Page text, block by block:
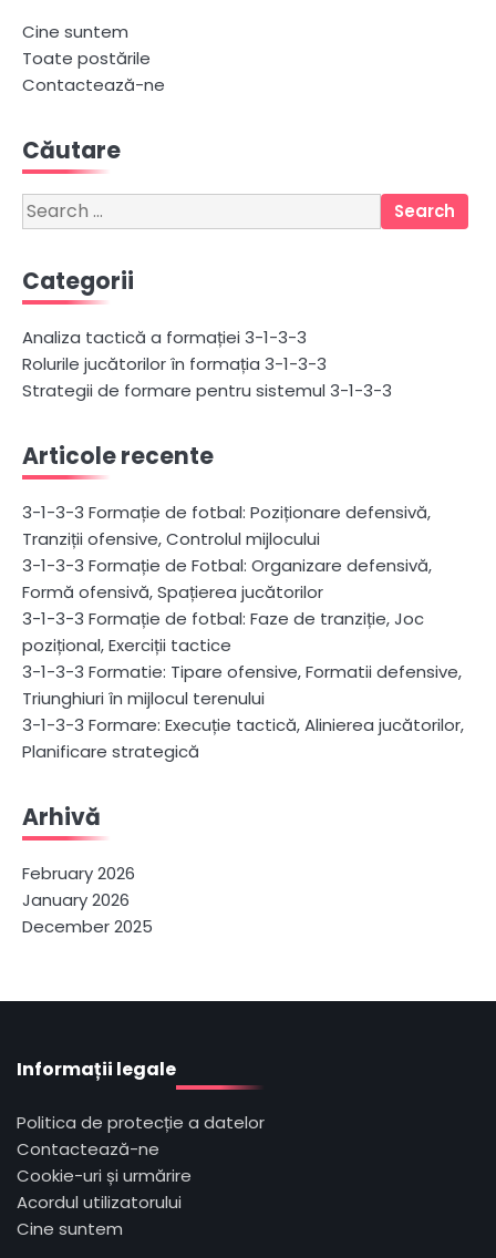
Cine suntem
Toate postările
Contactează-ne
Căutare
Search
for:
Categorii
Analiza tactică a formației 3-1-3-3
Rolurile jucătorilor în formația 3-1-3-3
Strategii de formare pentru sistemul 3-1-3-3
Articole recente
3-1-3-3 Formație de fotbal: Poziționare defensivă,
Tranziții ofensive, Controlul mijlocului
3-1-3-3 Formație de Fotbal: Organizare defensivă,
Formă ofensivă, Spațierea jucătorilor
3-1-3-3 Formație de fotbal: Faze de tranziție, Joc
pozițional, Exerciții tactice
3-1-3-3 Formatie: Tipare ofensive, Formatii defensive,
Triunghiuri în mijlocul terenului
3-1-3-3 Formare: Execuție tactică, Alinierea jucătorilor,
Planificare strategică
Arhivă
February 2026
January 2026
December 2025
Informații legale
Politica de protecție a datelor
Contactează-ne
Cookie-uri și urmărire
Acordul utilizatorului
Cine suntem